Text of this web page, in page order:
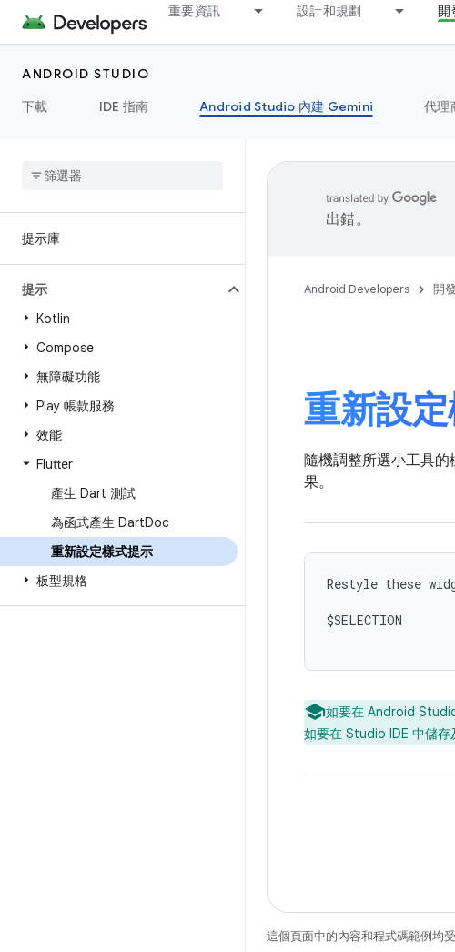
重要資訊 設計和規劃 開
ANDROID STUDIO
下載
IDE 指南 Android Studio 內建 Gemini 代理
提示庫
提示
Kotlin
Compose
無障礙功能
Play 帳款服務
效能
Flutter
產生 Dart 測試
為函式產生 DartDoc
重新設定樣式提示
板型規格
出錯。
Android Developers 開發
重新設
隨機調整所選小工具
果。
Restyle these
$SELECTION
如要在 Android
如要在 Studio IDE 中儲存
這個頁面中的內容和程式碼範例均